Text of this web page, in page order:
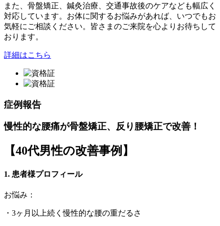
また、骨盤矯正、鍼灸治療、交通事故後のケアなども幅広く
対応しています。お体に関するお悩みがあれば、いつでもお
気軽にご相談ください。皆さまのご来院を心よりお待ちして
おります。
詳細はこちら
症例報告
慢性的な腰痛が骨盤矯正、反り腰矯正で改善！
【40代男性の改善事例】
1. 患者様プロフィール
お悩み：
・3ヶ月以上続く慢性的な腰の重だるさ